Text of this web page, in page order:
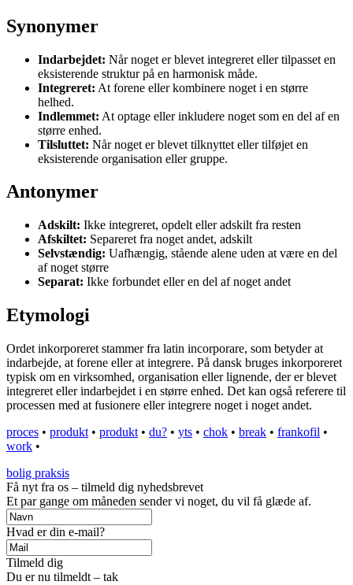
Synonymer
Indarbejdet: Når noget er blevet integreret eller tilpasset en
eksisterende struktur på en harmonisk måde.
Integreret: At forene eller kombinere noget i en større
helhed.
Indlemmet: At optage eller inkludere noget som en del af en
større enhed.
Tilsluttet: Når noget er blevet tilknyttet eller tilføjet en
eksisterende organisation eller gruppe.
Antonymer
Adskilt: Ikke integreret, opdelt eller adskilt fra resten
Afskiltet: Separeret fra noget andet, adskilt
Selvstændig: Uafhængig, stående alene uden at være en del
af noget større
Separat: Ikke forbundet eller en del af noget andet
Etymologi
Ordet inkorporeret stammer fra latin incorporare, som betyder at
indarbejde, at forene eller at integrere. På dansk bruges inkorporeret
typisk om en virksomhed, organisation eller lignende, der er blevet
integreret eller indarbejdet i en større enhed. Det kan også referere til
processen med at fusionere eller integrere noget i noget andet.
proces • produkt • produkt • du? • yts • chok • break • frankofil •
work •
bolig praksis
Få nyt fra os – tilmeld dig nyhedsbrevet
Et par gange om måneden sender vi noget, du vil få glæde af.
Hvad er din e-mail?
Tilmeld dig
Du er nu tilmeldt – tak